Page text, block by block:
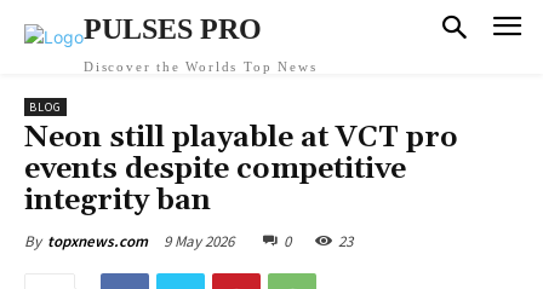
PULSES PRO
Discover the Worlds Top News
BLOG
Neon still playable at VCT pro
events despite competitive
integrity ban
By topxnews.com 9 May 2026 0 23